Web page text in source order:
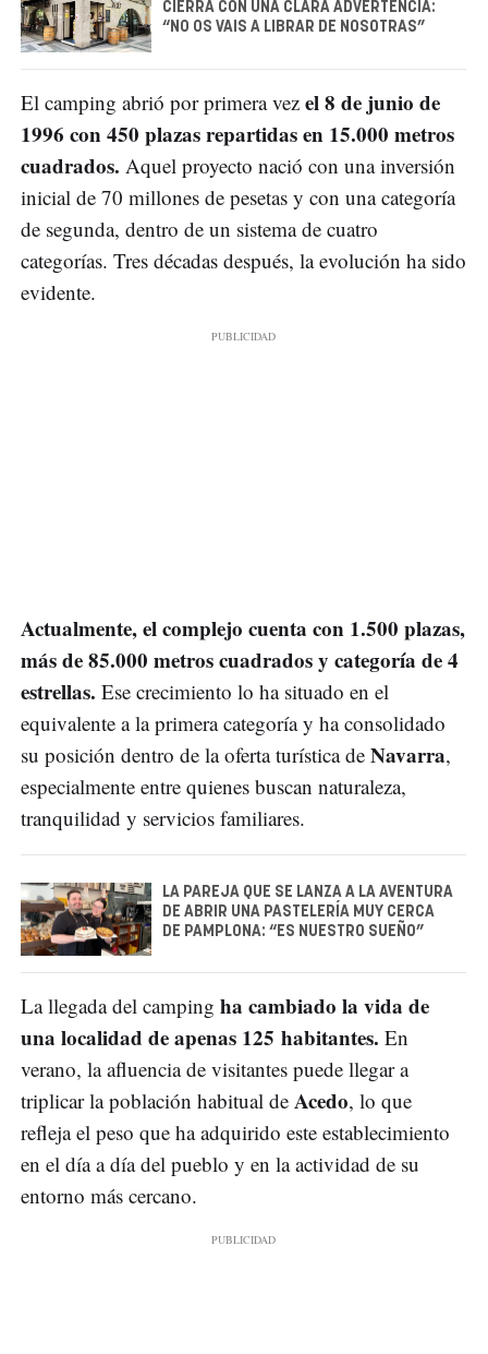
CIERRA CON UNA CLARA ADVERTENCIA:
“NO OS VAIS A LIBRAR DE NOSOTRAS”
El camping abrió por primera vez el 8 de junio de
1996 con 450 plazas repartidas en 15.000 metros
cuadrados. Aquel proyecto nació con una inversión
inicial de 70 millones de pesetas y con una categoría
de segunda, dentro de un sistema de cuatro
categorías. Tres décadas después, la evolución ha sido
evidente.
Actualmente, el complejo cuenta con 1.500 plazas,
más de 85.000 metros cuadrados y categoría de 4
estrellas. Ese crecimiento lo ha situado en el
equivalente a la primera categoría y ha consolidado
su posición dentro de la oferta turística de Navarra,
especialmente entre quienes buscan naturaleza,
tranquilidad y servicios familiares.
LA PAREJA QUE SE LANZA A LA AVENTURA
DE ABRIR UNA PASTELERÍA MUY CERCA
DE PAMPLONA: “ES NUESTRO SUEÑO”
La llegada del camping ha cambiado la vida de
una localidad de apenas 125 habitantes. En
verano, la afluencia de visitantes puede llegar a
triplicar la población habitual de Acedo, lo que
refleja el peso que ha adquirido este establecimiento
en el día a día del pueblo y en la actividad de su
entorno más cercano.